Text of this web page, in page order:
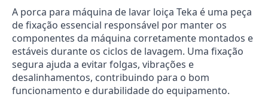
A porca para máquina de lavar loiça Teka é uma peça
de fixação essencial responsável por manter os
componentes da máquina corretamente montados e
estáveis durante os ciclos de lavagem. Uma fixação
segura ajuda a evitar folgas, vibrações e
desalinhamentos, contribuindo para o bom
funcionamento e durabilidade do equipamento.